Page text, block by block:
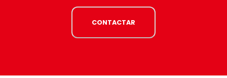
CONTACTAR